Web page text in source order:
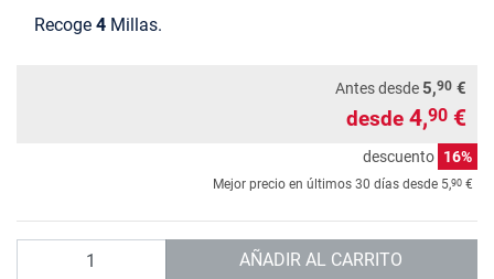
Recoge 4 Millas.
Antes desde 5,90 €
desde 4,90 €
descuento 16%
Mejor precio en últimos 30 días desde 5,90 €
AÑADIR AL CARRITO